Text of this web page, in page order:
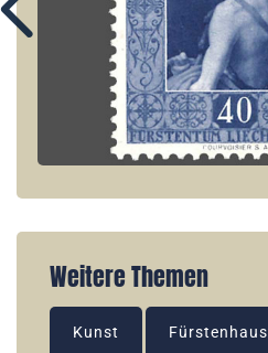
Weitere Themen
Kunst Fürstenhaus